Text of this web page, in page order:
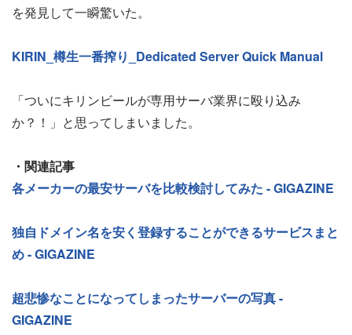
を発見して一瞬驚いた。
KIRIN_樽生一番搾り_Dedicated Server Quick Manual
「ついにキリンビールが専用サーバ業界に殴り込み
か？！」と思ってしまいました。
・関連記事
各メーカーの最安サーバを比較検討してみた - GIGAZINE
独自ドメイン名を安く登録することができるサービスまと
め - GIGAZINE
超悲惨なことになってしまったサーバーの写真 -
GIGAZINE